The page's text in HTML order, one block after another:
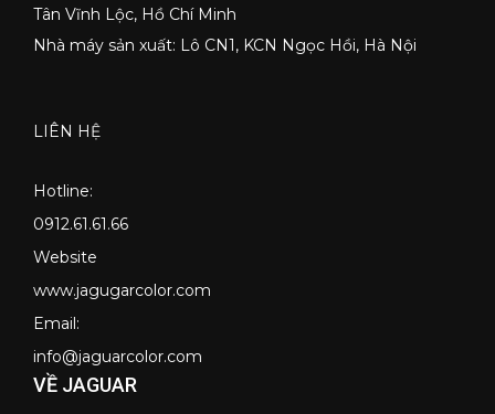
Tân Vĩnh Lộc, Hồ Chí Minh
Nhà máy sản xuất: Lô CN1, KCN Ngọc Hồi, Hà Nội
LIÊN HỆ
Hotline:
0912.61.61.66
Website
www.jagugarcolor.com
Email:
info@jaguarcolor.com
VỀ JAGUAR